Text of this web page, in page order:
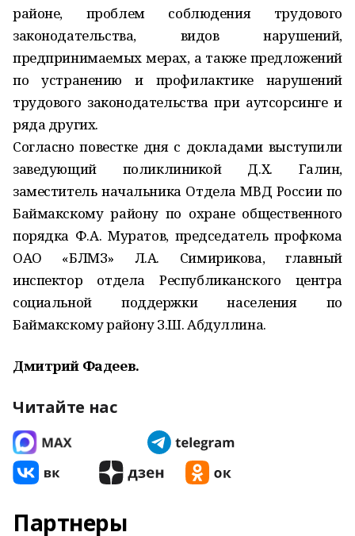
районе, проблем соблюдения трудового
законодательства, видов нарушений,
предпринимаемых мерах, а также предложений
по устранению и профилактике нарушений
трудового законодательства при аутсорсинге и
ряда других.
Согласно повестке дня с докладами выступили
заведующий поликлиникой Д.Х. Галин,
заместитель начальника Отдела МВД России по
Баймакскому району по охране общественного
порядка Ф.А. Муратов, председатель профкома
ОАО «БЛМЗ» Л.А. Симирикова, главный
инспектор отдела Республиканского центра
социальной поддержки населения по
Баймакскому району З.Ш. Абдуллина.
Дмитрий Фадеев.
Читайте нас
Партнеры